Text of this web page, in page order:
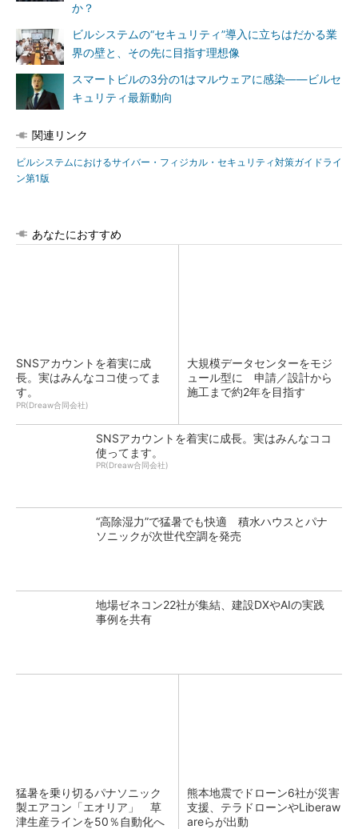
か？
ビルシステムの“セキュリティ”導入に立ちはだかる業
界の壁と、その先に目指す理想像
スマートビルの3分の1はマルウェアに感染――ビルセ
キュリティ最新動向
関連リンク
ビルシステムにおけるサイバー・フィジカル・セキュリティ対策ガイドライ
ン第1版
あなたにおすすめ
SNSアカウントを着実に成
長。実はみんなココ使ってま
す。
PR(Dreaw合同会社)
大規模データセンターをモジ
ュール型に 申請／設計から
施工まで約2年を目指す
SNSアカウントを着実に成長。実はみんなココ
使ってます。
PR(Dreaw合同会社)
“高除湿力”で猛暑でも快適 積水ハウスとパナ
ソニックが次世代空調を発売
地場ゼネコン22社が集結、建設DXやAIの実践
事例を共有
猛暑を乗り切るパナソニック
製エアコン「エオリア」 草
津生産ラインを50％自動化へ
熊本地震でドローン6社が災害
支援、テラドローンやLiberaw
areらが出動